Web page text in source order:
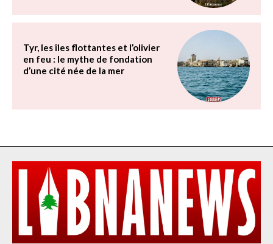
Tyr, les îles flottantes et l’olivier
en feu : le mythe de fondation
d’une cité née de la mer